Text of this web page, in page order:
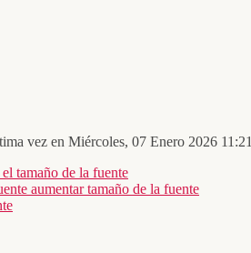
vez en Miércoles, 07 Enero 2026 11:21
tamaño de la fuente
aumentar tamaño de la fuente